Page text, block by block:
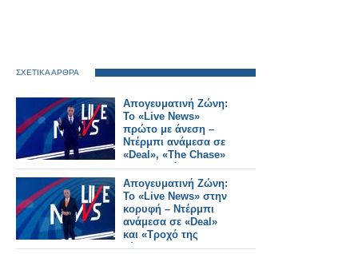
ΣΧΕΤΙΚΑ ΑΡΘΡΑ
Απογευματινή Ζώνη:
Το «Live News»
πρώτο με άνεση –
Ντέρμπι ανάμεσα σε
«Deal», «The Chase»
και «Τροχό»
Απογευματινή Ζώνη:
Το «Live News» στην
κορυφή – Ντέρμπι
ανάμεσα σε «Deal»
και «Τροχό της
Τύχης»